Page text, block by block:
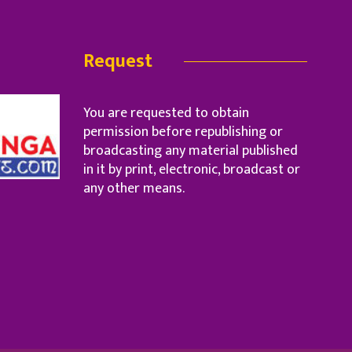
Request
You are requested to obtain
permission before republishing or
broadcasting any material published
in it by print, electronic, broadcast or
any other means.